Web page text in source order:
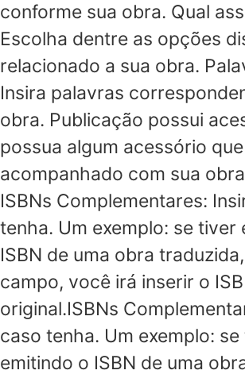
conforme sua obra. Qual
Escolha dentre as opções
relacionado a sua obra.
Insira palavras
obra. Publicação possui
possua algum acessório
acompanhado com sua
ISBNs Complementares:
tenha. Um exemplo: se tiver
ISBN de uma obra
campo, você irá inserir o
original.ISBNs
caso tenha. Um exemplo:
emitindo o ISBN de uma